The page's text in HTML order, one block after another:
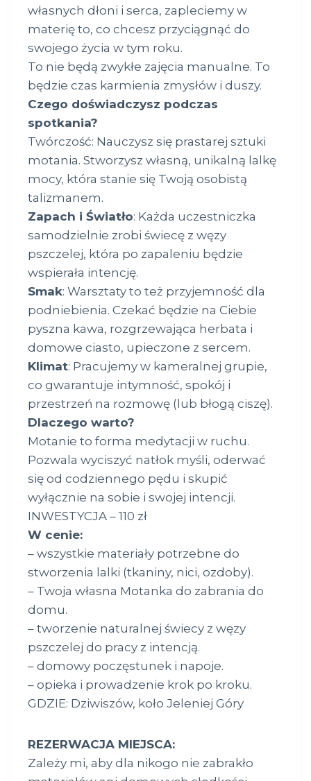
własnych dłoni i serca, zapleciemy w
materię to, co chcesz przyciągnąć do
swojego życia w tym roku.
To nie będą zwykłe zajęcia manualne. To
będzie czas karmienia zmysłów i duszy.
Czego doświadczysz podczas
spotkania?
Twórczość: Nauczysz się prastarej sztuki
motania. Stworzysz własną, unikalną lalkę
mocy, która stanie się Twoją osobistą
talizmanem.
Zapach i Światło: Każda uczestniczka
samodzielnie zrobi świecę z węzy
pszczelej, która po zapaleniu będzie
wspierała intencję.
Smak: Warsztaty to też przyjemność dla
podniebienia. Czekać będzie na Ciebie
pyszna kawa, rozgrzewająca herbata i
domowe ciasto, upieczone z sercem.
Klimat: Pracujemy w kameralnej grupie,
co gwarantuje intymność, spokój i
przestrzeń na rozmowę (lub błogą ciszę).
Dlaczego warto?
Motanie to forma medytacji w ruchu.
Pozwala wyciszyć natłok myśli, oderwać
się od codziennego pędu i skupić
wyłącznie na sobie i swojej intencji.
INWESTYCJA – 110 zł
W cenie:
– wszystkie materiały potrzebne do
stworzenia lalki (tkaniny, nici, ozdoby).
– Twoja własna Motanka do zabrania do
domu.
– tworzenie naturalnej świecy z węzy
pszczelej do pracy z intencją.
– domowy poczęstunek i napoje.
– opieka i prowadzenie krok po kroku.
GDZIE: Dziwiszów, koło Jeleniej Góry
REZERWACJA MIEJSCA:
Zależy mi, aby dla nikogo nie zabrakło